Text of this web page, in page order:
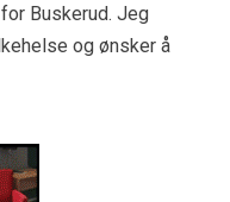
Buskerud. Jeg
og ønsker å